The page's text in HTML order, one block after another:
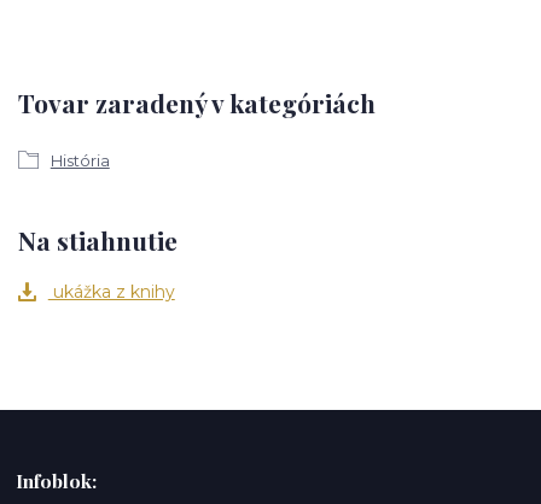
Tovar zaradený v kategóriách
História
Na stiahnutie
ukážka z knihy
Infoblok: